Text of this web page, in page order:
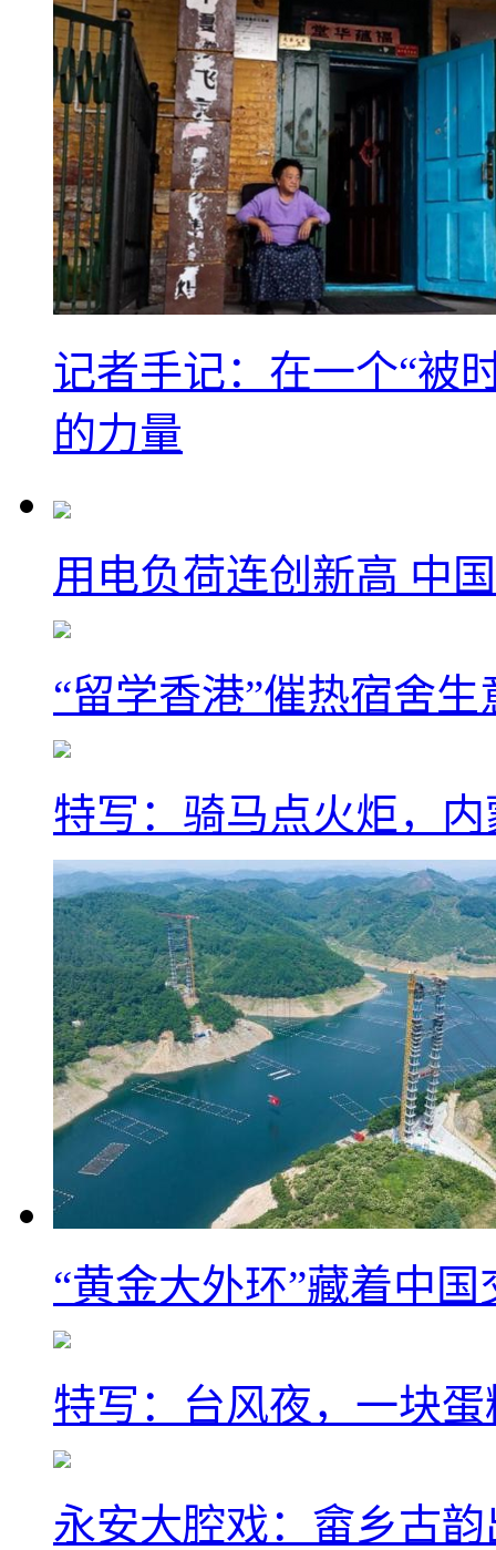
记者手记：在一个“被
的力量
用电负荷连创新高 中
“留学香港”催热宿舍
特写：骑马点火炬，
“黄金大外环”藏着中
特写：台风夜，一块
永安大腔戏：畲乡古